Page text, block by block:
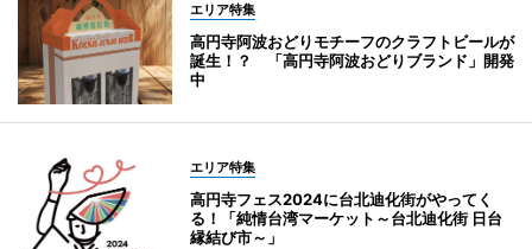
エリア特集
高円寺阿波おどりモチーフのクラフトビールが
誕生！？ 「高円寺阿波おどりブランド」開発
中
エリア特集
高円寺フェス2024に台北迪化街がやってく
る！「純情台湾マーケット～台北迪化街 日台
縁結び市～」